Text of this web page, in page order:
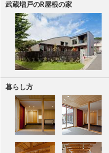
武蔵増戸のR屋根の家
暮らし方